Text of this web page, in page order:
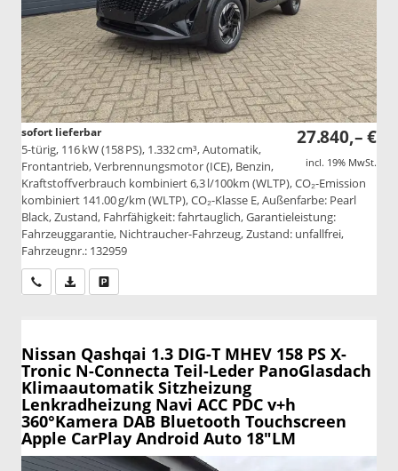
27.840,– €
incl. 19% MwSt.
sofort lieferbar
5-türig, 116 kW (158 PS), 1.332 cm³, Automatik,
Frontantrieb, Verbrennungsmotor (ICE), Benzin,
Kraftstoffverbrauch kombiniert 6,3 l/100km (WLTP), CO₂-Emission
kombiniert 141.00 g/km (WLTP), CO₂-Klasse E, Außenfarbe: Pearl
Black, Zustand, Fahrfähigkeit: fahrtauglich, Garantieleistung:
Fahrzeuggarantie, Nichtraucher-Fahrzeug, Zustand: unfallfrei,
Fahrzeugnr.: 132959
Wir rufen Sie anPDF-Datei, Fahrzeugexposé drucken
Nissan Qashqai 1.3 DIG-T MHEV 158 PS X-
Tronic N-Connecta Teil-Leder PanoGlasdach
Klimaautomatik Sitzheizung
Lenkradheizung Navi ACC PDC v+h
360°Kamera DAB Bluetooth Touchscreen
Apple CarPlay Android Auto 18"LM